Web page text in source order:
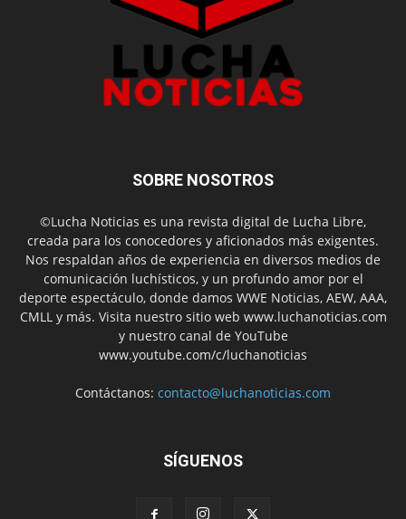
SOBRE NOSOTROS
©Lucha Noticias es una revista digital de Lucha Libre,
creada para los conocedores y aficionados más exigentes.
Nos respaldan años de experiencia en diversos medios de
comunicación luchísticos, y un profundo amor por el
deporte espectáculo, donde damos WWE Noticias, AEW, AAA,
CMLL y más. Visita nuestro sitio web www.luchanoticias.com
y nuestro canal de YouTube
www.youtube.com/c/luchanoticias
Contáctanos: contacto@luchanoticias.com
SÍGUENOS